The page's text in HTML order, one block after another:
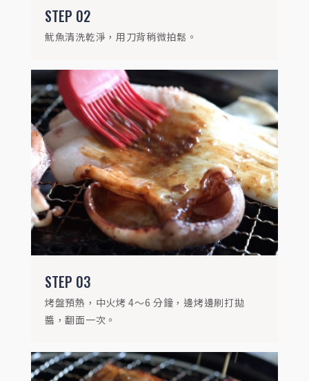
STEP 02
魷魚清洗乾淨，用刀背稍微拍鬆。
STEP 03
烤盤預熱，中火烤 4～6 分鐘，邊烤邊刷打拋
醬，翻面一次。
STEP04
盛盤前撒上檸香椒鹽與香蒜粒即可。